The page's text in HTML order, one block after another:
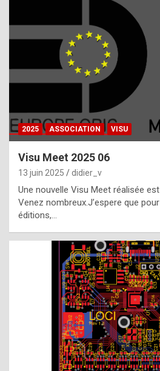
h
a
t
t
e
b
e
s
t
p
h
o
2025 ASSOCIATION VISU
Visu Meet 2025 06
13 juin 2025 didier_v
Une nouvelle Visu Meet réalisée
Venez nombreux.J’espere que
éditions,…